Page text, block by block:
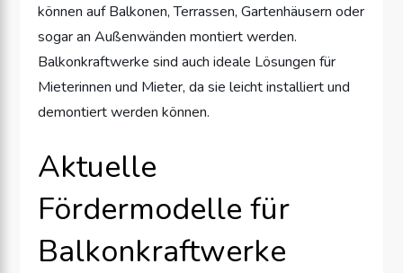
können auf Balkonen, Terrassen, Gartenhäusern oder
sogar an Außenwänden montiert werden.
Balkonkraftwerke sind auch ideale Lösungen für
Mieterinnen und Mieter, da sie leicht installiert und
demontiert werden können.
Aktuelle
Fördermodelle für
Balkonkraftwerke